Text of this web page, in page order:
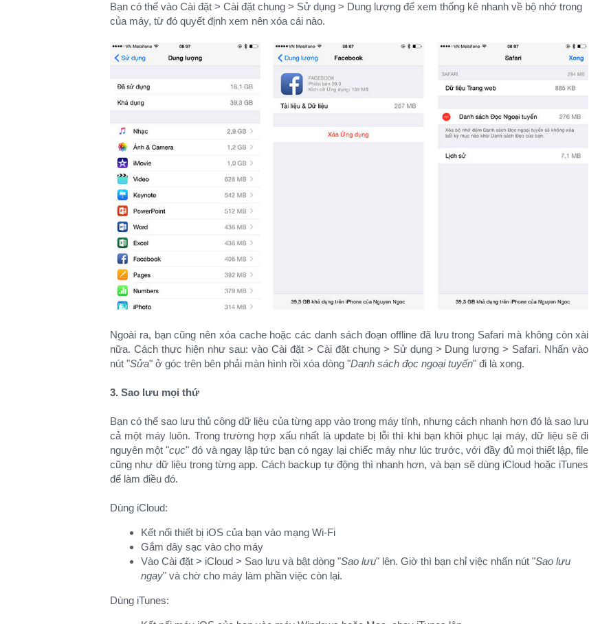
Bạn có thể vào Cài đặt > Cài đặt chung > Sử dụng > Dung lượng để xem thống kê nhanh về bộ nhớ trong
của máy, từ đó quyết định xem nên xóa cái nào.
Ngoài ra, bạn cũng nên xóa cache hoặc các danh sách đoạn offline đã lưu trong Safari mà không còn xài
nữa. Cách thực hiện như sau: vào Cài đặt > Cài đặt chung > Sử dụng > Dung lượng > Safari. Nhấn vào
nút "Sửa" ở góc trên bên phải màn hình rồi xóa dòng "Danh sách đọc ngoại tuyến" đi là xong.
3. Sao lưu mọi thứ
Bạn có thể sao lưu thủ công dữ liệu của từng app vào trong máy tính, nhưng cách nhanh hơn đó là sao lưu
cả một máy luôn. Trong trường hợp xấu nhất là update bị lỗi thì khi bạn khôi phục lại máy, dữ liệu sẽ đi
nguyên một "cục" đó và ngay lập tức bạn có ngay lại chiếc máy như lúc trước, với đầy đủ mọi thiết lập, file
cũng như dữ liệu trong từng app. Cách backup tự động thì nhanh hơn, và bạn sẽ dùng iCloud hoặc iTunes
để làm điều đó.
Dùng iCloud:​
Kết nối thiết bị iOS của bạn vào mạng Wi-Fi
Gắm dây sạc vào cho máy
Vào Cài đặt > iCloud > Sao lưu và bật dòng "Sao lưu" lên. Giờ thì bạn chỉ việc nhấn nút "Sao lưu
ngay" và chờ cho máy làm phần việc còn lại.
Dùng iTunes: